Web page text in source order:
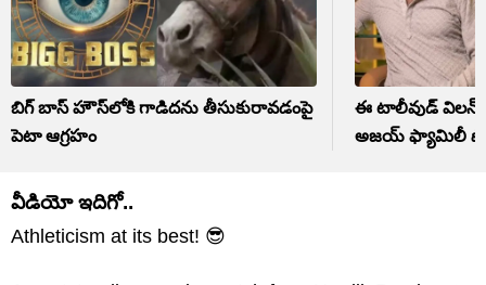
బిగ్ బాస్‌ హౌస్‌లోకి గాడిదను తీసుకురావడంపై
పెటా ఆగ్రహం
ఈ టాలీవుడ్
అజయ్ ఫ్యామిలీ
వీడియో ఇదిగో..
Athleticism at its best! 😎